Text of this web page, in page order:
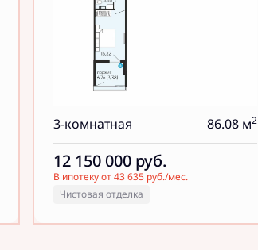
3-комнатная 86.08 м2
12 150 000 руб.
В ипотеку от 43 635 руб./мес.
Чистовая отделка